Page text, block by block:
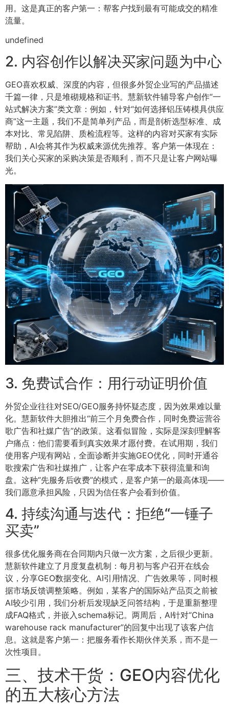
用。这是真正的客户第一：帮客户找到最有可能成交的精准
流量。
undefined
2. 内容创作以解决买家问题为中心
GEO喜欢权威、深度的内容，但很多外贸企业写的产品描述
千篇一律，只是堆砌规格和证书。慧新软件辅导客户创作“一
站式解决方案”类文章：例如，针对“如何选择铝压铸模具供应
商”这一主题，我们不是简单列产品，而是剖析选型标准、成
本对比、常见陷阱、质检流程等。这样的内容对买家有实际
帮助，AI会将其作为权威来源优先推荐。客户第一体现在：
我们关心买家的采购决策是否顺利，而不只是让客户网站曝
光。
3. 免费试合作：用行动证明价值
外贸企业往往对SEO/GEO服务持怀疑态度，因为效果难以量
化。慧新软件大胆推出“前三个月免费合作，同时免费运营谷
歌广告和社媒广告”的政策。这看似冒险，实际是深刻理解客
户痛点：他们需要看到真实效果才愿付费。在试用期，我们
使用客户现有网站，全面诊断并实施GEO优化，同时开通谷
歌搜索广告和社媒推广，让客户在零成本下获得流量和询
盘。这种“先服务后收费”的模式，是客户第一的最高体现——
我们愿意承担风险，只因为信任客户会看到价值。
4. 持续沟通与迭代：拒绝“一锤子
买卖”
很多优化服务商在合同期内只做一次方案，之后很少更新。
慧新软件建立了月度复盘机制：每月初与客户召开在线会
议，分享GEO数据变化、AI引用情况、广告效果等，同时根
据市场反馈调整策略。例如，某客户的国际站产品页之前被
AI较少引用，我们分析后发现缺乏问答结构，于是重新整理
成FAQ格式，并嵌入schema标记。两周后，AI针对“China
warehouse rack manufacturer”的回复中出现了该客户信
息。这就是客户第一：把服务看作长期伙伴关系，而不是一
次性项目。
三、技术干货：GEO内容优化
的五大核心方法